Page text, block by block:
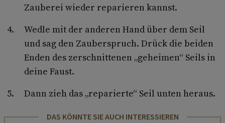
Zauberei wieder reparieren kannst.
Wedle mit der anderen Hand über dem Seil
und sag den Zauber­spruch. Drück die beiden
Enden des zerschnittenen „geheimen“ Seils in
deine Faust.
Dann zieh das „reparierte“ Seil unten heraus.
DAS KÖNNTE SIE AUCH INTERESSIEREN